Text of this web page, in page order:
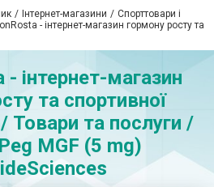
Інтернет-магазини
Спорттовари і
- інтернет-магазин гормону росту та
інтернет-магазин
та спортивної
Товари та послуги /
MGF (5 mg)